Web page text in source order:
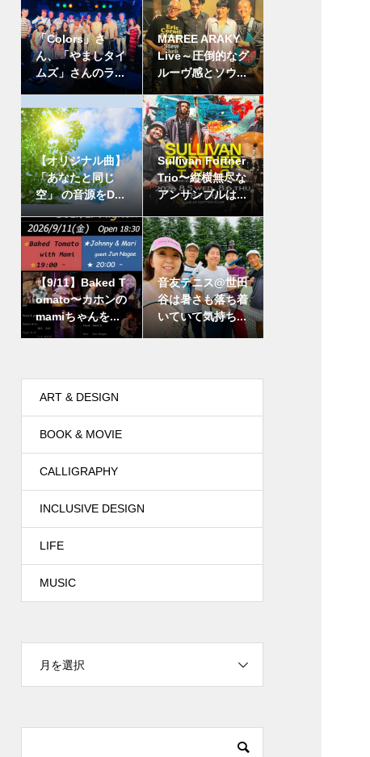
「Colors」さ
ん、「やましタイ
ムズ」さんのラ...
MAREE ARAKY
Live～圧倒的なグ
ルーヴ感とソウ...
【オリジナル曲】
「あなたと同じ
空」 の音源をD...
Sullivan Fortner
Trio〜縦横無尽な
アンサンブルは...
【9/11】Baked T
omato〜カホンの
mamiちゃんを...
音友テニス@世田
谷は暑さも落ち着
いていて気持ち...
ART & DESIGN
BOOK & MOVIE
CALLIGRAPHY
INCLUSIVE DESIGN
LIFE
MUSIC
月を選択